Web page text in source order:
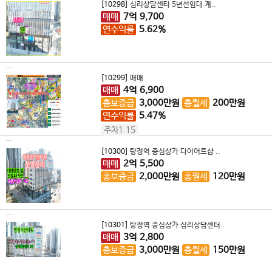
[10298] 심리상담센타 5년선임대 계..
매매 7억 9,700
연수익률 5.62%
[10299] 매매
매매 4억 6,900
총보증금 3,000만원 총월세 200만원
연수익률 5.47%
주차1.15
[10300] 탕정역 중심상가 다이어트샵 ..
매매 2억 5,500
총보증금 2,000만원 총월세 120만원
[10301] 탕정역 중심상가 심리상담센터..
매매 3억 2,800
총보증금 3,000만원 총월세 150만원